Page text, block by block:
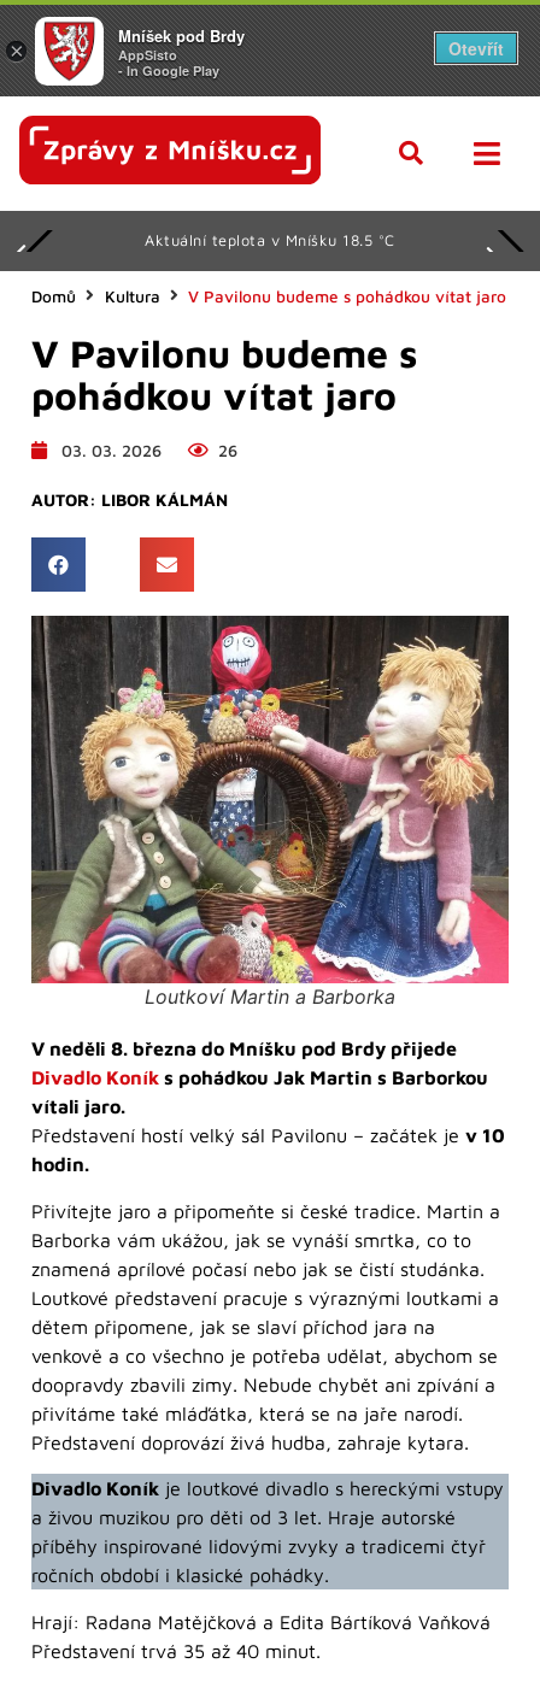
Aktuální teplota v Mníšku 18.5 °C
Domů Kultura V Pavilonu budeme s pohádkou vítat jaro
V Pavilonu budeme s
pohádkou vítat jaro
03. 03. 2026 26
AUTOR: LIBOR KÁLMÁN
Loutkoví Martin a Barborka
V neděli 8. března do Mníšku pod Brdy přijede
Divadlo Koník s pohádkou Jak Martin s Barborkou
vítali jaro.
Představení hostí velký sál Pavilonu – začátek je v 10
hodin.
Přivítejte jaro a připomeňte si české tradice. Martin a
Barborka vám ukážou, jak se vynáší smrtka, co to
znamená aprílové počasí nebo jak se čistí studánka.
Loutkové představení pracuje s výraznými loutkami a
dětem připomene, jak se slaví příchod jara na
venkově a co všechno je potřeba udělat, abychom se
doopravdy zbavili zimy. Nebude chybět ani zpívání a
přivítáme také mláďátka, která se na jaře narodí.
Představení doprovází živá hudba, zahraje kytara.
Divadlo Koník je loutkové divadlo s hereckými vstupy
a živou muzikou pro děti od 3 let. Hraje autorské
příběhy inspirované lidovými zvyky a tradicemi čtyř
ročních období i klasické pohádky.
Hrají: Radana Matějčková a Edita Bártíková Vaňková
Představení trvá 35 až 40 minut.
×
Mníšek pod Brdy
AppSisto
- In Google Play
Otevřít